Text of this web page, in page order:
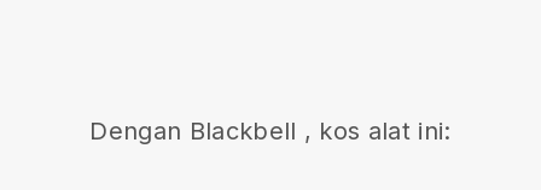
Dengan Blackbell , kos alat ini: